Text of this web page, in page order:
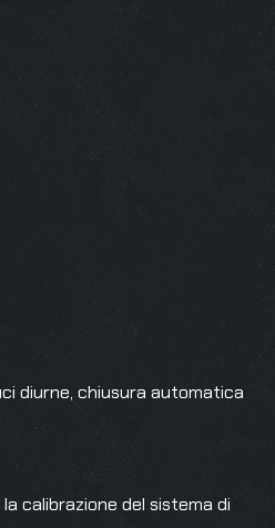
diurne, chiusura automatica
calibrazione del sistema di